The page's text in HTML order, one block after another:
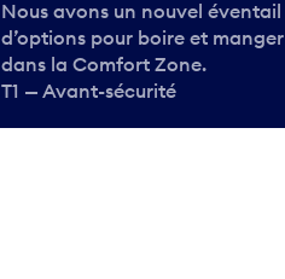
Nous avons un nouvel éventail
d’options pour boire et manger
dans la Comfort Zone.
T1 — Avant-sécurité